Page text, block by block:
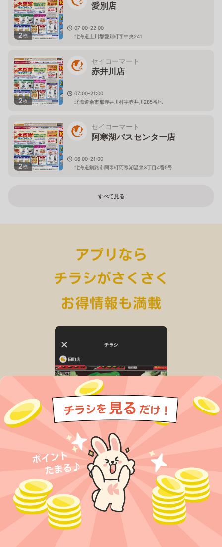
2枚
愛別店
07:00-22:00
北海道上川郡愛別町字中央241
2枚
セイコーマート
赤井川店
07:00-21:00
北海道余市郡赤井川村字赤井川285番地
2枚
セイコーマート
阿寒湖バスセンター店
06:00-21:00
北海道釧路市阿寒町阿寒湖温泉3丁目4番5号
すべて見る